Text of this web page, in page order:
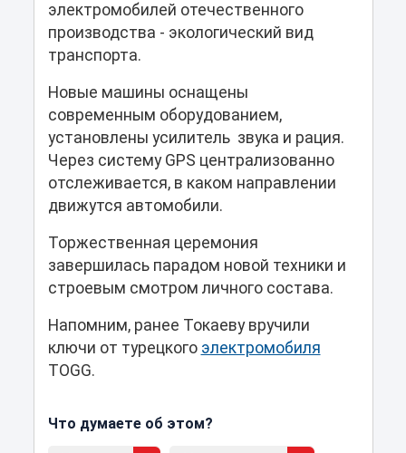
электромобилей отечественного
производства - экологический вид
транспорта.
Новые машины оснащены
современным оборудованием,
установлены усилитель звука и рация.
Через систему GPS централизованно
отслеживается, в каком направлении
движутся автомобили.
Торжественная церемония
завершилась парадом новой техники и
строевым смотром личного состава.
Напомним, ранее Токаеву вручили
ключи от турецкого электромобиля
TOGG.
Что думаете об этом?